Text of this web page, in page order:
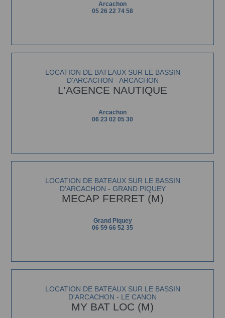
Arcachon
05 26 22 74 58
LOCATION DE BATEAUX SUR LE BASSIN
D'ARCACHON - ARCACHON
L’AGENCE NAUTIQUE
Arcachon
06 23 02 05 30
LOCATION DE BATEAUX SUR LE BASSIN
D'ARCACHON - GRAND PIQUEY
MECAP FERRET (M)
Grand Piquey
06 59 66 52 35
LOCATION DE BATEAUX SUR LE BASSIN
D'ARCACHON - LE CANON
MY BAT LOC (M)